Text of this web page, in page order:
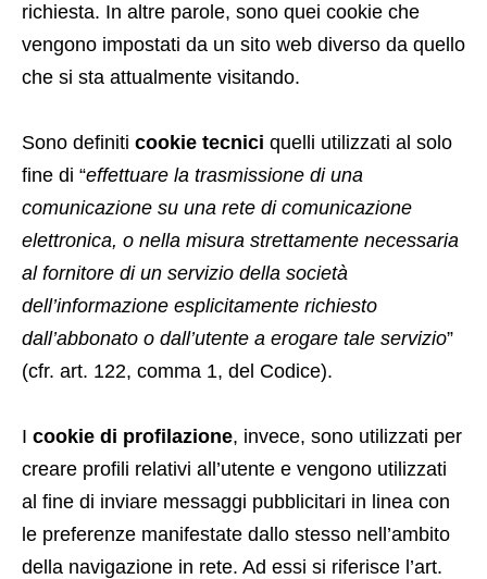
richiesta. In altre parole, sono quei cookie che
vengono impostati da un sito web diverso da quello
che si sta attualmente visitando.
Sono definiti cookie tecnici quelli utilizzati al solo
fine di “effettuare la trasmissione di una
comunicazione su una rete di comunicazione
elettronica, o nella misura strettamente necessaria
al fornitore di un servizio della società
dell’informazione esplicitamente richiesto
dall’abbonato o dall’utente a erogare tale servizio”
(cfr. art. 122, comma 1, del Codice).
I cookie di profilazione, invece, sono utilizzati per
creare profili relativi all’utente e vengono utilizzati
al fine di inviare messaggi pubblicitari in linea con
le preferenze manifestate dallo stesso nell’ambito
della navigazione in rete. Ad essi si riferisce l’art.